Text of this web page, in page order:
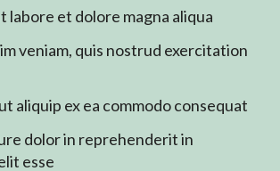
labore et dolore magna aliqua
veniam, quis nostrud exercitation
aliquip ex ea commodo consequat
dolor in reprehenderit in
esse